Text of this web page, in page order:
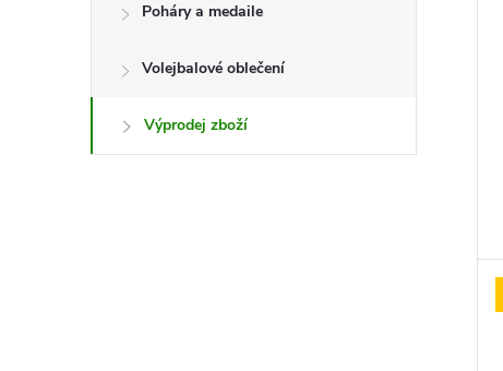
Poháry a medaile
Volejbalové oblečení
Výprodej zboží
ů
u
k